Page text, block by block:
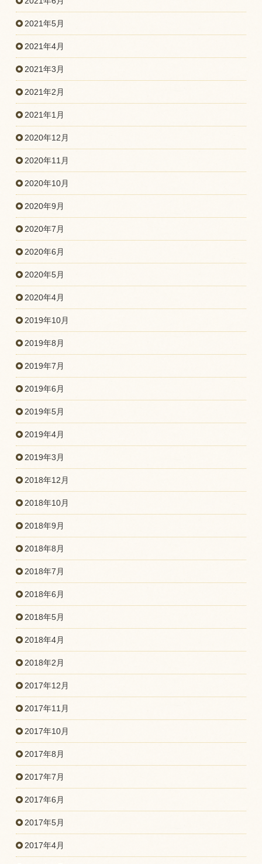
2021年5月
2021年4月
2021年3月
2021年2月
2021年1月
2020年12月
2020年11月
2020年10月
2020年9月
2020年7月
2020年6月
2020年5月
2020年4月
2019年10月
2019年8月
2019年7月
2019年6月
2019年5月
2019年4月
2019年3月
2018年12月
2018年10月
2018年9月
2018年8月
2018年7月
2018年6月
2018年5月
2018年4月
2018年2月
2017年12月
2017年11月
2017年10月
2017年8月
2017年7月
2017年6月
2017年5月
2017年4月